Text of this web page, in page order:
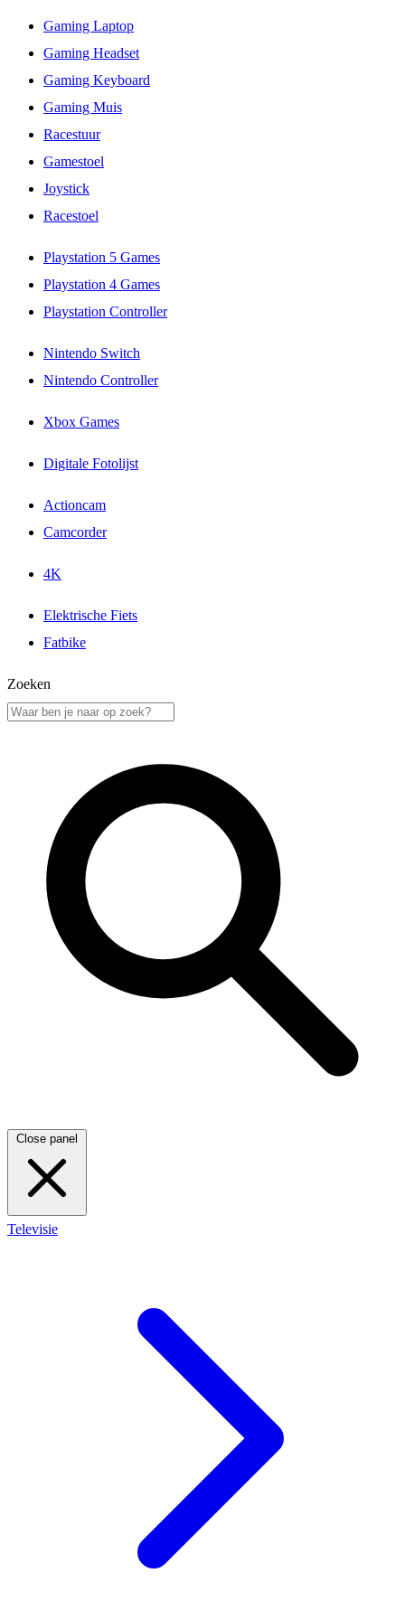
Gaming Laptop
Gaming Headset
Gaming Keyboard
Gaming Muis
Racestuur
Gamestoel
Joystick
Racestoel
Playstation 5 Games
Playstation 4 Games
Playstation Controller
Nintendo Switch
Nintendo Controller
Xbox Games
Digitale Fotolijst
Actioncam
Camcorder
4K
Elektrische Fiets
Fatbike
Zoeken
Close panel
Televisie